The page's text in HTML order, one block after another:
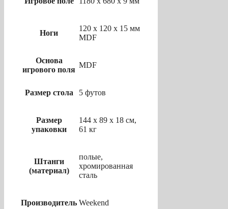
Ноги
120 x 120 x 15 мм
MDF
Основа
игрового поля
MDF
Размер стола 5 футов
Размер
упаковки
144 х 89 х 18 см,
61 кг
Штанги
(материал)
полые,
хромированная
сталь
Производитель Weekend